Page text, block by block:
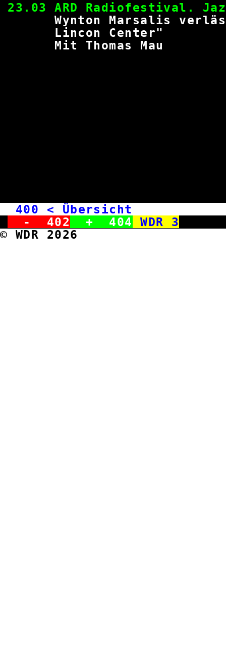
23.03 ARD
Wynton Marsalis
Lincon
Mit Thomas
400 < Übersicht
- 402 + 404
WDR 3
© WDR 2026